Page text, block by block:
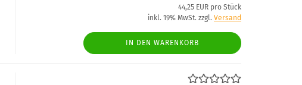
44,25 EUR pro Stück
inkl. 19% MwSt. zzgl. Versand
IN DEN WARENKORB